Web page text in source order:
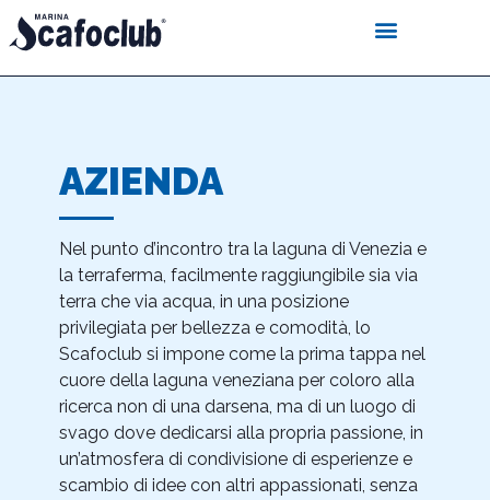
AZIENDA
Nel punto d’incontro tra la laguna di Venezia e
la terraferma, facilmente raggiungibile sia via
terra che via acqua, in una posizione
privilegiata per bellezza e comodità, lo
Scafoclub si impone come la prima tappa nel
cuore della laguna veneziana per coloro alla
ricerca non di una darsena, ma di un luogo di
svago dove dedicarsi alla propria passione, in
un’atmosfera di condivisione di esperienze e
scambio di idee con altri appassionati, senza